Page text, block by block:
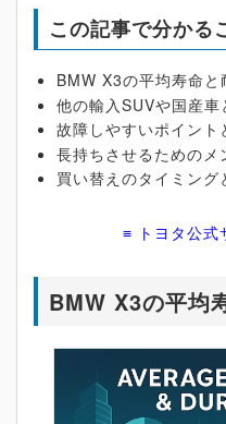
この記事で分かる
BMW X3の平均寿命と
他の輸入SUVや国産車
故障しやすいポイント
長持ちさせるためのメ
買い替えのタイミング
≡ トヨタ公式
BMW X3の平均